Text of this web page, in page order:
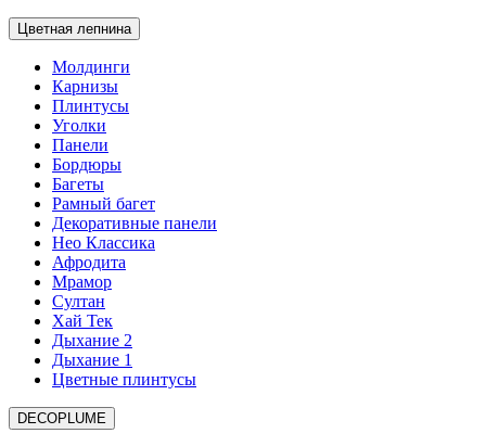
Цветная лепнина
Молдинги
Карнизы
Плинтусы
Уголки
Панели
Бордюры
Багеты
Рамный багет
Декоративные панели
Нео Классика
Афродита
Мрамор
Султан
Хай Тек
Дыхание 2
Дыхание 1
Цветные плинтусы
DECOPLUME